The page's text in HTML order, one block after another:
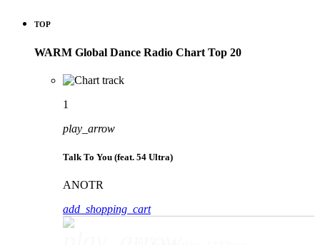
TOP
WARM Global Dance Radio Chart Top 20
1
play_arrow
Talk To You (feat. 54 Ultra)
ANOTR
add_shopping_cart